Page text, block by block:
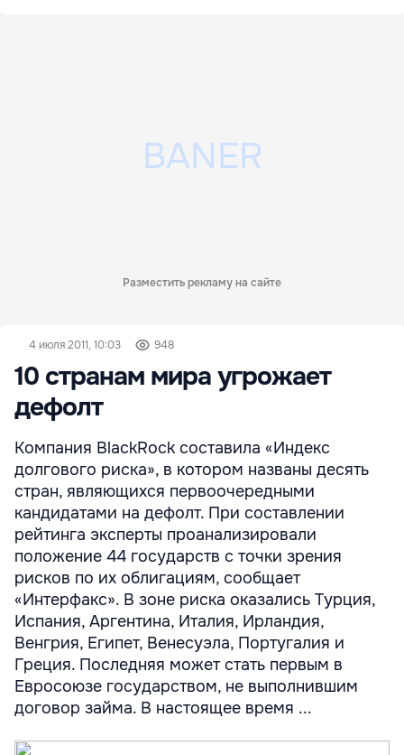
Разместить рекламу на сайте
4 июля 2011, 10:03 948
10 странам мира угрожает
дефолт
Компания BlackRock составила «Индекс
долгового риска», в котором названы десять
стран, являющихся первоочередными
кандидатами на дефолт. При составлении
рейтинга эксперты проанализировали
положение 44 государств с точки зрения
рисков по их облигациям, сообщает
«Интерфакс». В зоне риска оказались Турция,
Испания, Аргентина, Италия, Ирландия,
Венгрия, Египет, Венесуэла, Португалия и
Греция. Последняя может стать первым в
Евросоюзе государством, не выполнившим
договор займа. В настоящее время ...